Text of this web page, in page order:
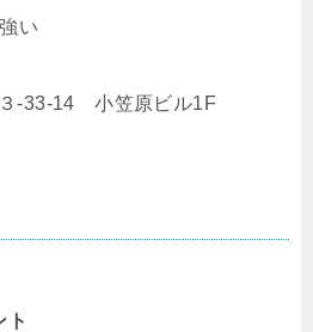
い
-33-14 小笠原ビル1F
ト